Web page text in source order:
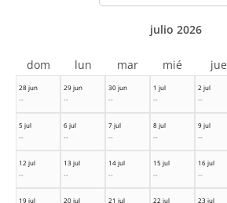
28 jun
--
29 jun
--
30 jun
--
1 jul
--
2 jul
--
5 jul
--
6 jul
--
7 jul
--
8 jul
--
9 jul
--
12 jul
--
13 jul
--
14 jul
--
15 jul
--
16 jul
--
19 jul
20 jul
21 jul
22 jul
23 jul
julio 2026
dom lun mar mié jue